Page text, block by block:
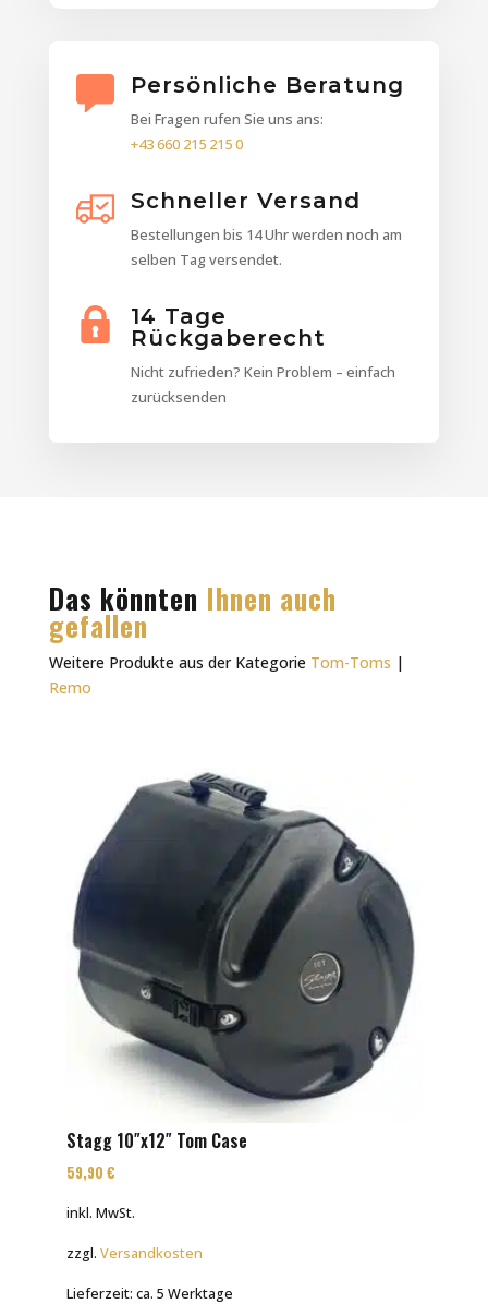
Persönliche Beratung
Bei Fragen rufen Sie uns ans:
+43 660 215 215 0
Schneller Versand
Bestellungen bis 14 Uhr werden noch am
selben Tag versendet.
14 Tage
Rückgaberecht
Nicht zufrieden? Kein Problem – einfach
zurücksenden
Das könnten Ihnen auch
gefallen
Weitere Produkte aus der Kategorie Tom-Toms |
Remo
Stagg 10″x12″ Tom Case
59,90 €
inkl. MwSt.
zzgl. Versandkosten
Lieferzeit: ca. 5 Werktage